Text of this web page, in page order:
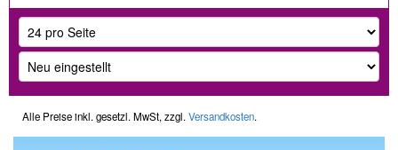
Alle Preise inkl. gesetzl. MwSt, zzgl. Versandkosten.